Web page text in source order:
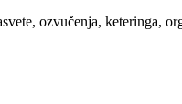
ozvučenja, keteringa,